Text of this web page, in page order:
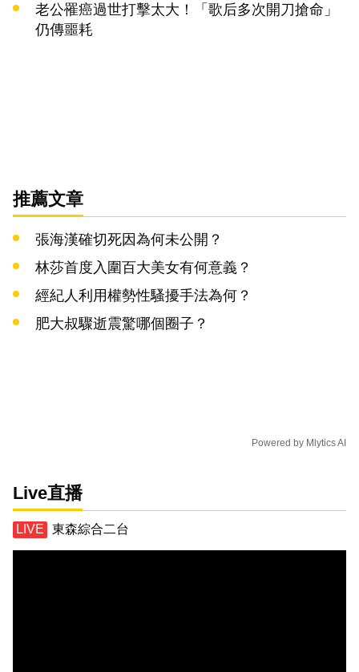
老公罹癌過世打擊太大！「歌后多次開刀搶命」
仍傳噩耗
推薦文章
張海漢確切死因為何未公開？
林莎首度入圍百大美女有何意義？
經紀人利用權勢性騷擾手法為何？
肥大叔驟逝震驚哪個圈子？
Powered by Mlytics AI
Live直播
東森綜合二台